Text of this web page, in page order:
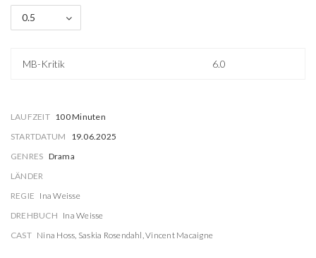
0.5
MB-Kritik 6.0
LAUFZEIT 100 Minuten
STARTDATUM
19.06.2025
GENRES Drama
LÄNDER
REGIE Ina Weisse
DREHBUCH Ina Weisse
CAST Nina Hoss, Saskia Rosendahl,Vincent Macaigne